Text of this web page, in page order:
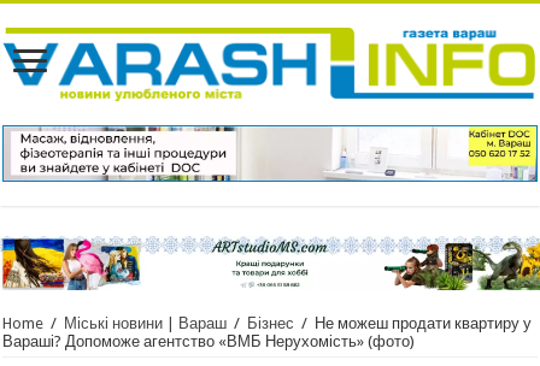
Home / Міські новини | Вараш / Бізнес / Не можеш продати квартиру у
Вараші? Допоможе агентство «ВМБ Нерухомість» (фото)